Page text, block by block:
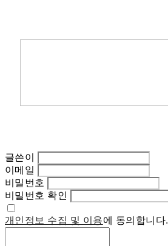
글쓴이
이메일
비밀번호
비밀번호 확인
개인정보 수집 및 이용에 동의합니다.